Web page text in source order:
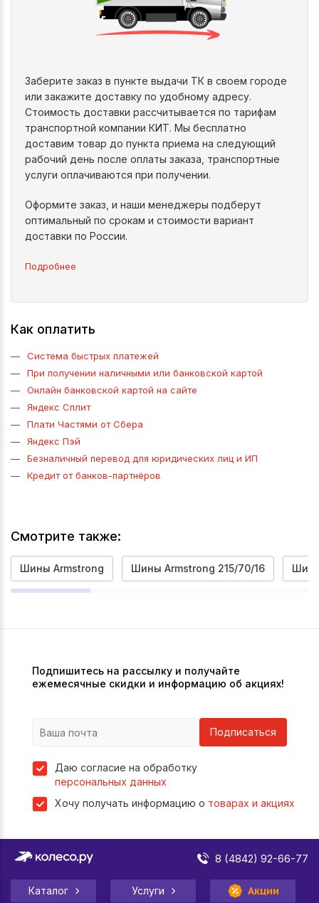
Заберите заказ в пункте выдачи ТК в своем городе
или закажите доставку по удобному адресу.
Стоимость доставки рассчитывается по тарифам
транспортной компании КИТ. Мы бесплатно
доставим товар до пункта приема на следующий
рабочий день после оплаты заказа, транспортные
услуги оплачиваются при получении.
Оформите заказ, и наши менеджеры подберут
оптимальный по срокам и стоимости вариант
доставки по России.
Подробнее
Как оплатить
Система быстрых платежей
При получении наличными или банковской картой
Онлайн банковской картой на сайте
Яндекс Сплит
Плати Частями от Сбера
Яндекс Пэй
Безналичный перевод для юридических лиц и ИП
Кредит от банков-партнёров
Смотрите также:
Шины Armstrong Шины Armstrong 215/70/16
Подпишитесь на рассылку и получайте
ежемесячные скидки и информацию об акциях!
Подписаться
Даю согласие на обработку
персональных данных
Хочу получать информацию о товарах и акциях
8 (4842) 92-66-77
Каталог Услуги Акции